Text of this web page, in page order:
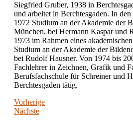
Siegfried Gruber, 1938 in
und arbeitet in Berchtesgaden. In
1972 Studium an der Akademie der
München, bei Hermann Kaspar und
1973 im Rahmen eines
Studium an der Akademie der
bei Rudolf Hausner. Von 1974 bis
Fachlehrer in Zeichnen, Grafik und
Berufsfachschule für Schreiner und
Berchtesgaden tätig.
Vorherige
Nächste